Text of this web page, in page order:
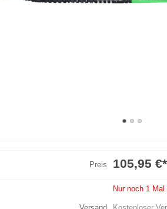
Preis 105,95 €*
Nur noch 1 Mal
Versand Kostenloser